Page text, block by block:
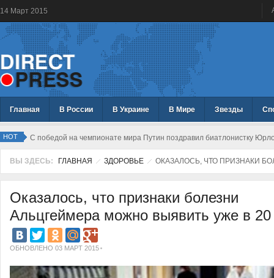
14 Март 2015
Главная В России В Украине В Мире Звезды
HOT С победой на чемпионате мира Путин поздравил биатлонистку
ВЫ ЗДЕСЬ: ГЛАВНАЯ ЗДОРОВЬЕ ОКАЗАЛОСЬ, ЧТО ПРИЗНАКИ
Оказалось, что признаки болезни
Альцгеймера можно выявить уже в 20
ОБНОВЛЕНО 03 МАРТ 2015